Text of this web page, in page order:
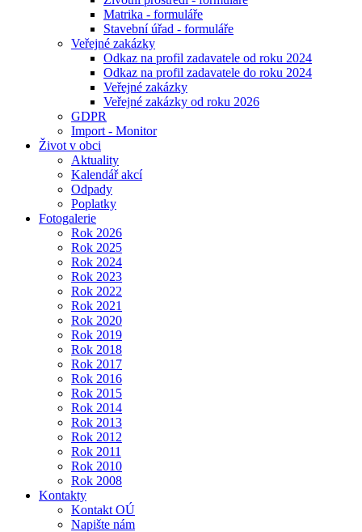
Matrika - formuláře
Stavební úřad - formuláře
Veřejné zakázky
Odkaz na profil zadavatele od roku 2024
Odkaz na profil zadavatele do roku 2024
Veřejné zakázky
Veřejné zakázky od roku 2026
GDPR
Import - Monitor
Život v obci
Aktuality
Kalendář akcí
Odpady
Poplatky
Fotogalerie
Rok 2026
Rok 2025
Rok 2024
Rok 2023
Rok 2022
Rok 2021
Rok 2020
Rok 2019
Rok 2018
Rok 2017
Rok 2016
Rok 2015
Rok 2014
Rok 2013
Rok 2012
Rok 2011
Rok 2010
Rok 2008
Kontakty
Kontakt OÚ
Napište nám